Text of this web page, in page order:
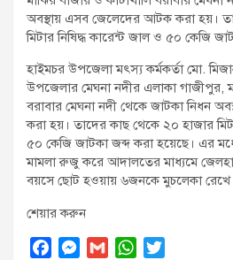
অবস্থায় এসব জেলেদের আটক করা হয়।
মিটার নিষিদ্ধ কারেন্ট জাল ও ৫০ কেজি
হাইমচর উপজেলা মৎস্য কর্মকর্তা মো.
উপজেলার মেঘনা নদীর এলাকা গাজীপুর,
বরাবার মেঘনা নদী থেকে জাটকা নিধন
করা হয়। তাদের কাছ থেকে ২০ হাজার
৫০ কেজি জাটকা জব্দ করা হয়েছে। এর
মামলা রুজু করে আদালতের মাধ্যমে
বয়সে ছোট হওয়ায় ৬জনকে মুচলেকা রেখে
শেয়ার করুন
M
G
W